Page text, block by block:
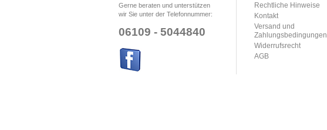
Gerne beraten und unterstützen
wir Sie unter der Telefonnummer:
06109 - 5044840
Rechtliche Hinweise
Kontakt
Versand und
Zahlungsbedingungen
Widerrufsrecht
AGB